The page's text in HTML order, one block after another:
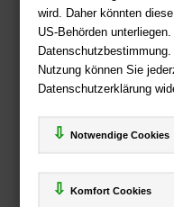
wird. Daher könnten
US-Behörden
Nutzung können Sie
Datenschutzerklärung
Notwendige Cookies
Komfort Cookies
Zahlweisen